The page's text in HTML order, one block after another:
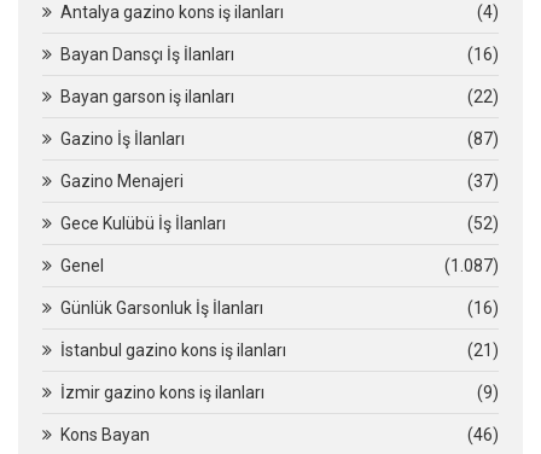
Antalya gazino kons iş ilanları (4)
Bayan Dansçı İş İlanları (16)
Bayan garson iş ilanları (22)
Gazino İş İlanları (87)
Gazino Menajeri (37)
Gece Kulübü İş İlanları (52)
Genel (1.087)
Günlük Garsonluk İş İlanları (16)
İstanbul gazino kons iş ilanları (21)
İzmir gazino kons iş ilanları (9)
Kons Bayan (46)